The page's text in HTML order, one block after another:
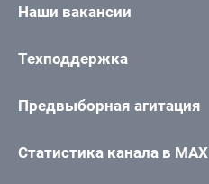
Наши вакансии
Техподдержка
Предвыборная агитация
Статистика канала в MAX